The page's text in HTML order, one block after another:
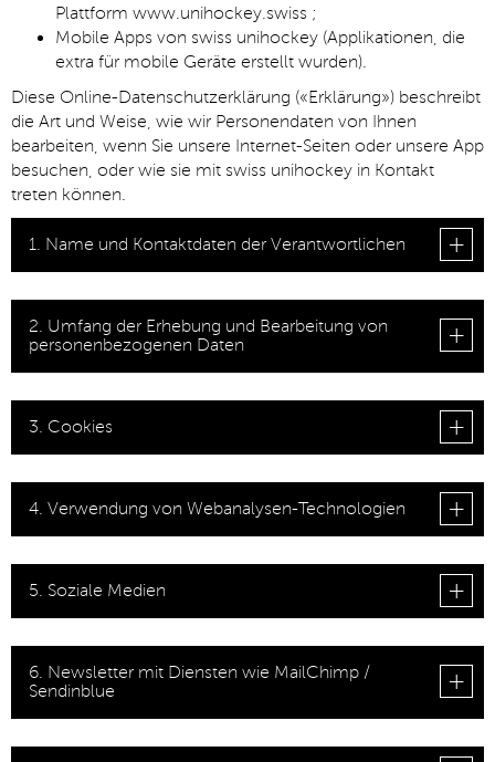
Plattform www.unihockey.swiss ;
Mobile Apps von swiss unihockey (Applikationen, die
extra für mobile Geräte erstellt wurden).
Diese Online-Datenschutzerklärung («Erklärung») beschreibt
die Art und Weise, wie wir Personendaten von Ihnen
bearbeiten, wenn Sie unsere Internet-Seiten oder unsere App
besuchen, oder wie sie mit swiss unihockey in Kontakt
treten können.
1. Name und Kontaktdaten der Verantwortlichen
2. Umfang der Erhebung und Bearbeitung von
personenbezogenen Daten
3. Cookies
4. Verwendung von Webanalysen-Technologien
5. Soziale Medien
6. Newsletter mit Diensten wie MailChimp /
Sendinblue